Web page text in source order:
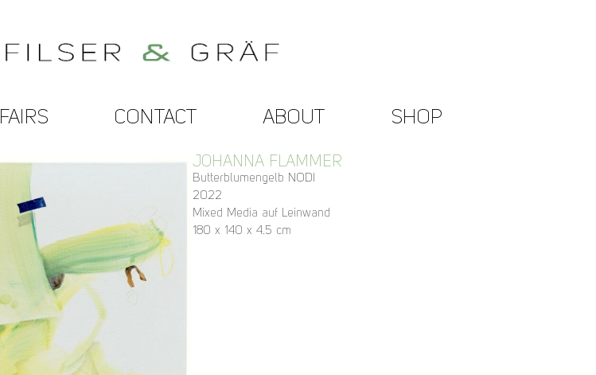
FAIRS CONTACT ABOUT SHOP
JOHANNA FLAMMER
Butterblumengelb NODI
2022
Mixed Media auf Leinwand
180 x 140 x 4.5 cm